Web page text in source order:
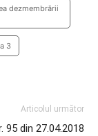
dezmembrării
3
Articolul următor
95 din 27.04.2018